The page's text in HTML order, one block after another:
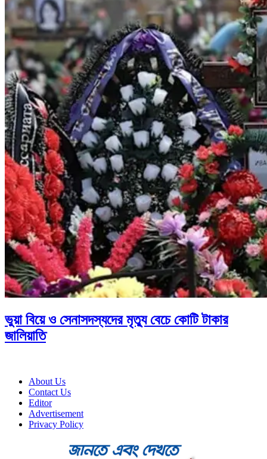
ভুয়া বিয়ে ও সেনাসদস্যদের মৃত্যু বেচে কোটি টাকার
জালিয়াতি
About Us
Contact Us
Editor
Advertisement
Privacy Policy